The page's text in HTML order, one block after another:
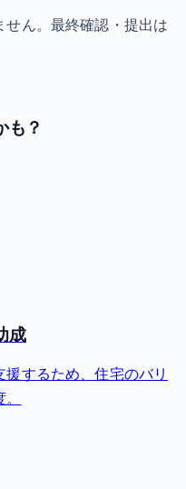
ん。最終確認・提出は
も？
成
するため、住宅のバリ